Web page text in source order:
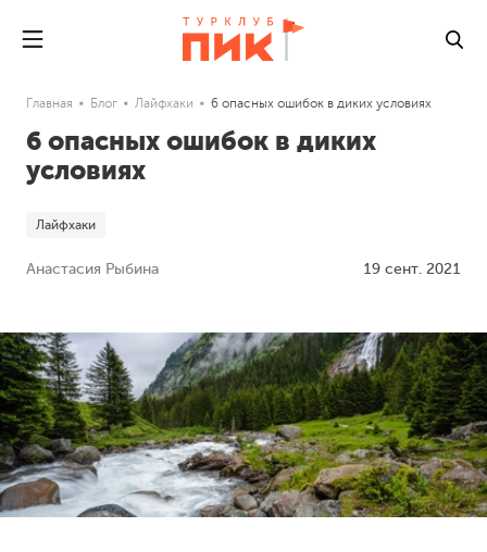
Главная Блог Лайфхаки 6 опасных ошибок в диких условиях
6 опасных ошибок в диких
условиях
Лайфхаки
Анастасия Рыбина 19 сент. 2021